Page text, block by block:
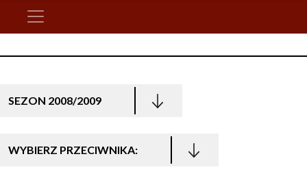
SEZON 2008/2009
WYBIERZ PRZECIWNIKA: